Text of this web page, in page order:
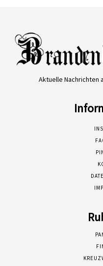
Aktuelle Nachrichten